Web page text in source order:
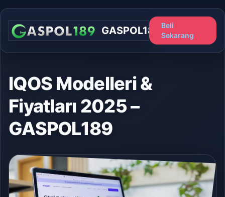
GASPOL189
Beli
Sekarang
IQOS Modelleri &
Fiyatları 2025 –
GASPOL189